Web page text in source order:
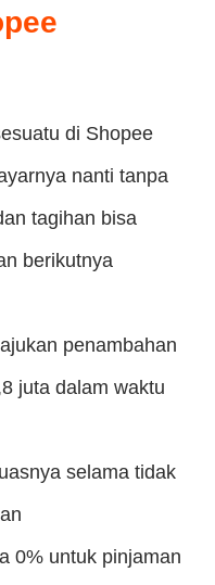
di Shopee
nanti tanpa
tagihan bisa
berikutnya
penambahan
juta dalam waktu
selama tidak
0% untuk pinjaman